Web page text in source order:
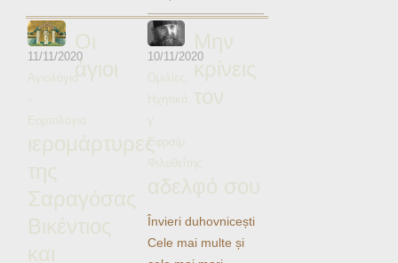
11/11/2020
Αγιολόγιο
-
Εορτολόγιο
Οι
άγιοι
ιερομάρτυρες
της
Σαραγόσας
Βικέντιος
και
10/11/2020
Ομιλίες
Ηχητικά
γ.
Εφραίμ
Φιλοθεΐτης
Μην
κρίνεις
τον
αδελφό σου
Învieri duhovnicești
Cele mai multe și